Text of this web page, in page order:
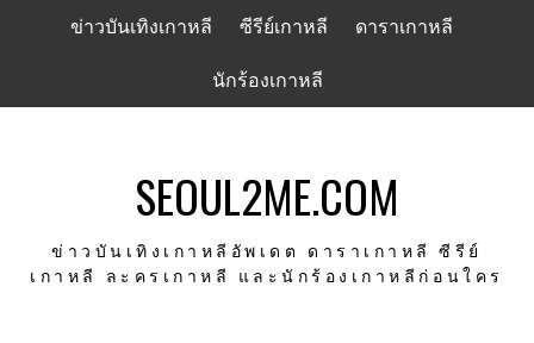
ข่าวบันเทิงเกาหลี ซีรีย์เกาหลี ดาราเกาหลี
นักร้องเกาหลี
SEOUL2ME.COM
ข่าวบันเทิงเกาหลีอัพเดต ดาราเกาหลี ซีรีย์
เกาหลี ละครเกาหลี และนักร้องเกาหลีก่อนใคร